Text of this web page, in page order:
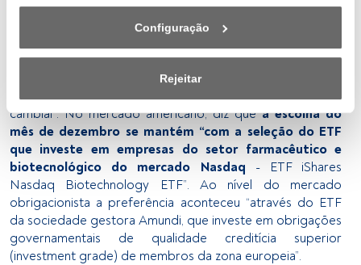
suas opções terão efeito dentro do nosso âmbito de
fornecer:
Utilizar dados de localização geográfica precisa. Analisar
ativamente as características do dispositivo para sua
identificação. Armazenar as informações num dispositivo
e/ou aceder às mesmas. Publicidade e conteúdo
personalizados, medição de publicidade e conteúdo,
pesquisa de audiência e desenvolvimento de serviços.
Configuração
Rejeitar
permitem realizar proteção cambial”. Nomercado
, por seu lado, “odestaque foi para o ETF
empresas mais líquidas da Europa e noETF iShares MSCI
Japan EUR Hedged UCITS ETF EUR
investimento a 100% no mercado japonês sem risco
cambial”. No mercado americano, diz quea escolha do
mês de dezembro se mantém “com a seleção do ETF
que investe em empresas do setor farmacêutico e
biotecnológico do mercado Nasdaq - ETF iShares
Nasdaq Biotechnology ETF”. Ao nível do mercado
obrigacionista a preferência aconteceu “através do ETF
da sociedade gestora Amundi, que investe em obrigações
governamentais de qualidade creditícia superior
(investment grade) de membros da zona europeia”.